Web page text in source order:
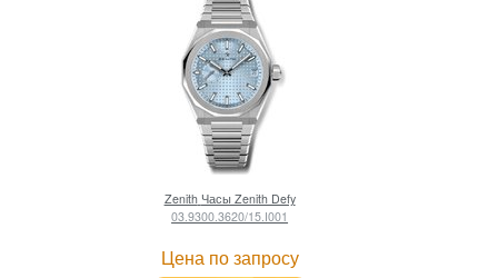
Zenith Часы Zenith Defy
03.9300.3620/15.I001
Цена по запросу